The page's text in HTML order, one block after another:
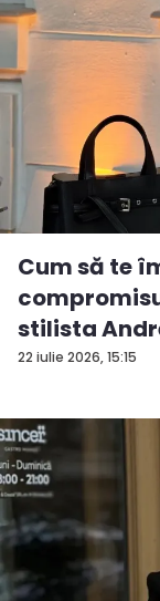
22 iulie 2026, 15:15
Cum să te
stilista